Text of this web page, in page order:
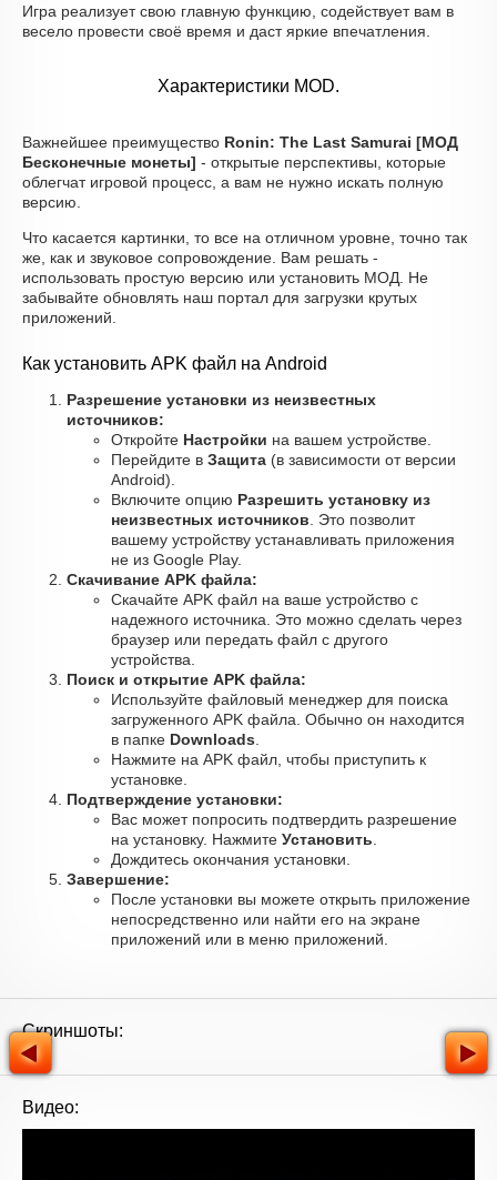
Игра реализует свою главную функцию, содействует вам в
весело провести своё время и даст яркие впечатления.
Характеристики MOD.
Важнейшее преимущество Ronin: The Last Samurai [МОД
Бесконечные монеты] - открытые перспективы, которые
облегчат игровой процесс, а вам не нужно искать полную
версию.
Что касается картинки, то все на отличном уровне, точно так
же, как и звуковое сопровождение. Вам решать -
использовать простую версию или установить МОД. Не
забывайте обновлять наш портал для загрузки крутых
приложений.
Как установить APK файл на Android
Разрешение установки из неизвестных
источников:
Откройте Настройки на вашем устройстве.
Перейдите в Защита (в зависимости от версии
Android).
Включите опцию Разрешить установку из
неизвестных источников . Это позволит
вашему устройству устанавливать приложения
не из Google Play.
Скачивание APK файла:
Скачайте APK файл на ваше устройство с
надежного источника. Это можно сделать через
браузер или передать файл с другого
устройства.
Поиск и открытие APK файла:
Используйте файловый менеджер для поиска
загруженного APK файла. Обычно он находится
в папке Downloads
Нажмите на APK файл, чтобы приступить к
установке.
Подтверждение установки:
Вас может попросить подтвердить разрешение
на установку. Нажмите Установить
Дождитесь окончания установки.
Завершение:
После установки вы можете открыть приложение
непосредственно или найти его на экране
приложений или в меню приложений.
Скриншоты:
Видео: